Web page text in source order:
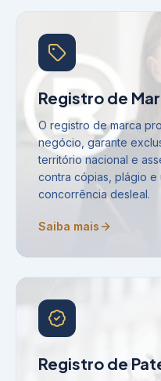
Registro de
O registro de marca
negócio, garante
território nacional e
contra cópias, plágio
concorrência desleal.
Saiba mais
Registro de